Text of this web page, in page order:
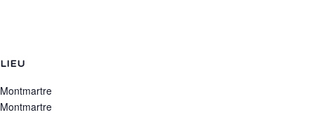
LIEU
Montmartre
Montmartre